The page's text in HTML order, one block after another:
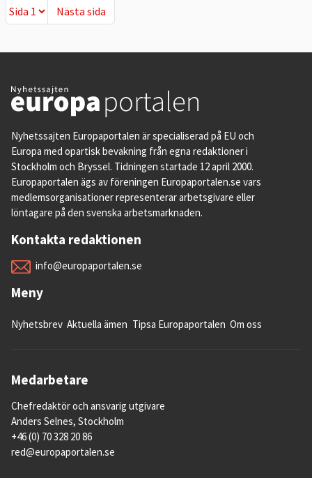
Nästa sida
Nästa sida
Nyhetssajten Europaportalen är specialiserad på EU och
Europa med opartisk bevakning från egna redaktioner i
Stockholm och Bryssel. Tidningen startade 12 april 2000.
Europaportalen ägs av föreningen Europaportalen.se vars
medlemsorganisationer representerar arbetsgivare eller
löntagare på den svenska arbetsmarknaden.
Kontakta redaktionen
info@europaportalen.se
Meny
Nyhetsbrev Aktuella ämen Tipsa Europaportalen Om oss
Medarbetare
Chefredaktör och ansvarig utgivare
Anders Selnes, Stockholm
+46 (0) 70 328 20 86
red@europaportalen.se